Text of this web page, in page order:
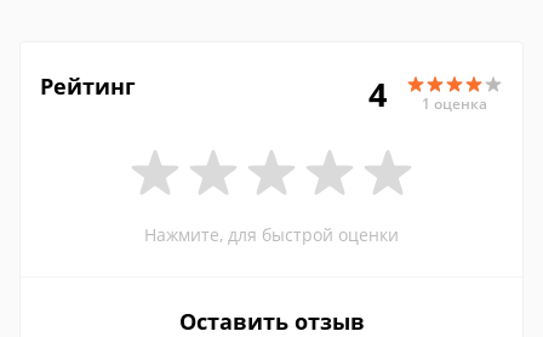
Рейтинг 4 1 оценка
Нажмите, для быстрой оценки
Оставить отзыв